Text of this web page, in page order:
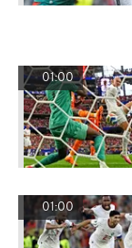
01:00
01:00